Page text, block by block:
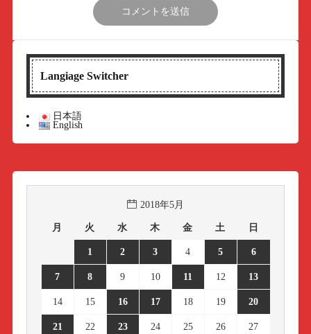
Langiage Switcher
日本語
English
2018年5月
月 火 水 木 金 土 日
1 2 3 4 5 6
7 8 9 10 11 12 13
14 15 16 17 18 19 20
21 22 23 24 25 26 27